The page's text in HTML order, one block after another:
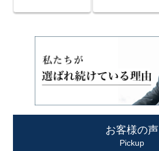
お客様の声
Pickup